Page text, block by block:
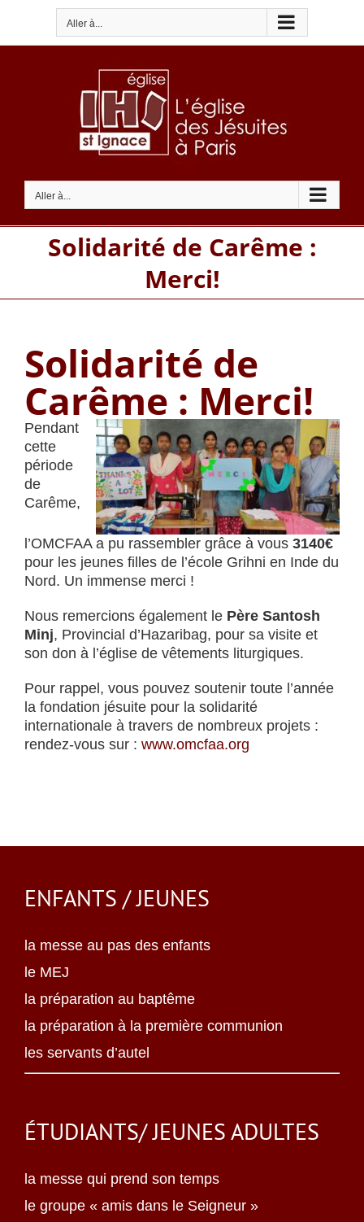
contenu
Aller à...
Aller à...
Solidarité de Carême :
Merci!
Solidarité de
Carême : Merci!
Pendant
cette
période
de
Carême,
l’OMCFAA a pu rassembler grâce à vous 3140€
pour les jeunes filles de l’école Grihni en Inde du
Nord. Un immense merci !
Nous remercions également le Père Santosh
Minj, Provincial d’Hazaribag, pour sa visite et
son don à l’église de vêtements liturgiques.
Pour rappel, vous pouvez soutenir toute l’année
la fondation jésuite pour la solidarité
internationale à travers de nombreux projets :
rendez-vous sur : www.omcfaa.org
ENFANTS / JEUNES
la messe au pas des enfants
le MEJ
la préparation au baptême
la préparation à la première communion
les servants d’autel
ÉTUDIANTS/ JEUNES ADULTES
la messe qui prend son temps
le groupe « amis dans le Seigneur »